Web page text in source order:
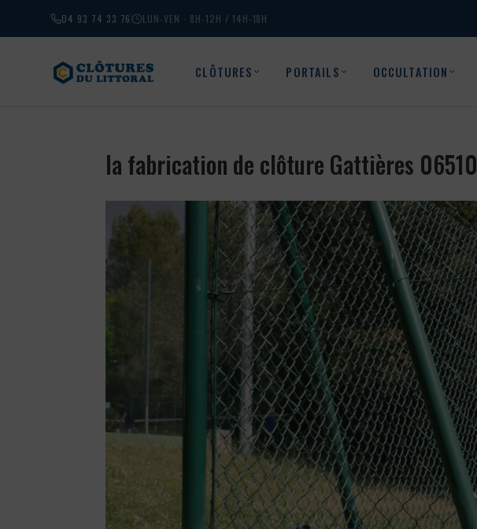
04 93 74 33 76 LUN-VEN · 8H-12H / 14H-18H
CLÔTURES PORTAILS OCCULTATION
la fabrication de clôture Gattières 06510